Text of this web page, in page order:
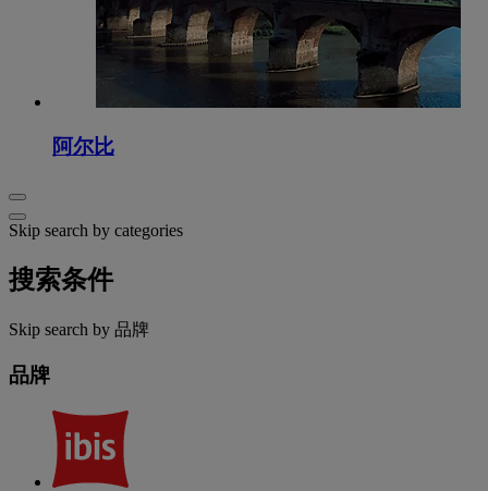
阿尔比
Skip search by categories
搜索条件
Skip search by 品牌
品牌